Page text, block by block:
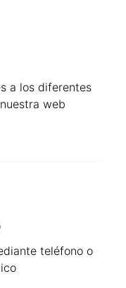
a los diferentes
web
teléfono o